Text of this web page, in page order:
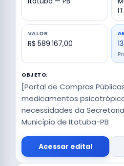
VALOR
R$ 589.167,00
OBJETO:
[Portal de Compras
medicamentos
necessidades da
Município de Itatuba-PB
Acessar edital